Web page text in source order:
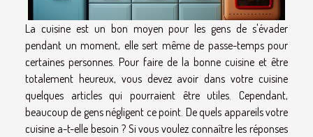
La cuisine est un bon moyen pour les gens de s'évader
pendant un moment, elle sert même de passe-temps pour
certaines personnes. Pour faire de la bonne cuisine et être
totalement heureux, vous devez avoir dans votre cuisine
quelques articles qui pourraient être utiles. Cependant,
beaucoup de gens négligent ce point. De quels appareils votre
cuisine a-t-elle besoin ? Si vous voulez connaître les réponses